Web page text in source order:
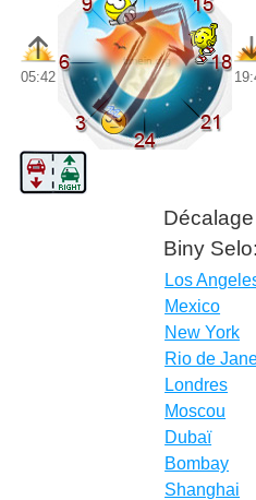
05:42
Biny Selo:
Los
Mexico
New York
Rio de
Londres
Moscou
Dubaï
Bombay
Shanghai